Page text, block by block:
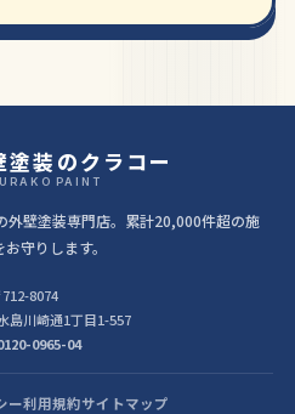
塗装のクラコー
PAINT
外壁塗装専門店。累計20,000件超の施
守りします。
712-8074
島川崎通1丁目1-557
0965-04
ー利用規約サイトマップ